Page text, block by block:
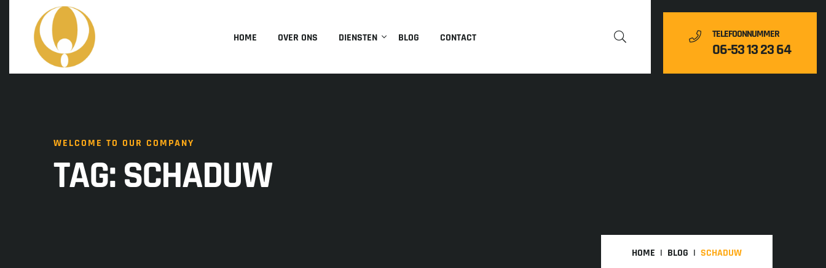
HOME OVER ONS DIENSTEN BLOG CONTACT TELEFOONNUMMER
06-53 13 23 64
WELCOME TO OUR COMPANY
TAG:SCHADUW
HOME BLOG SCHADUW